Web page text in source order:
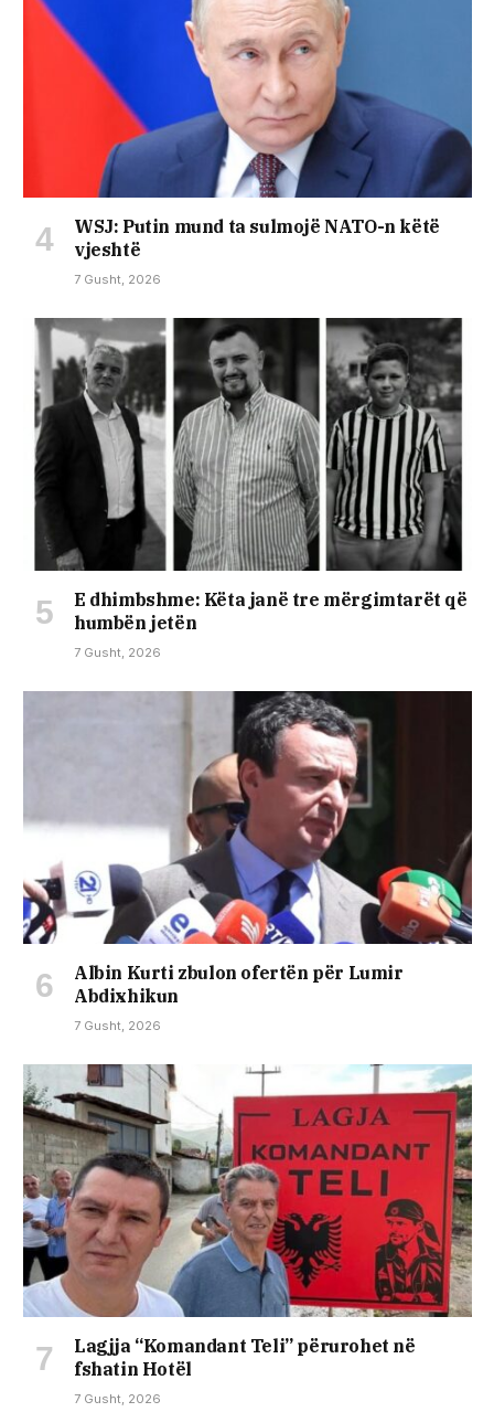
WSJ: Putin mund ta sulmojë NATO-n këtë
vjeshtë
7 Gusht, 2026
E dhimbshme: Këta janë tre mërgimtarët që
humbën jetën
7 Gusht, 2026
Albin Kurti zbulon ofertën për Lumir
Abdixhikun
7 Gusht, 2026
Lagjja “Komandant Teli” përurohet në
fshatin Hotël
7 Gusht, 2026